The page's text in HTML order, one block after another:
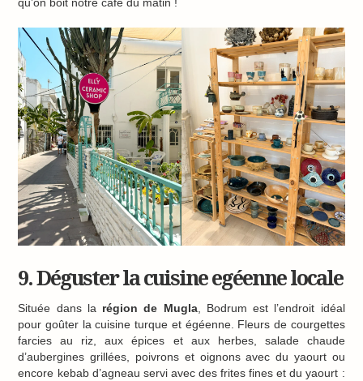
9. Déguster la cuisine egéenne locale
Située dans la région de Mugla, Bodrum est l’endroit idéal
pour goûter la cuisine turque et égéenne. Fleurs de courgettes
farcies au riz, aux épices et aux herbes, salade chaude
d’aubergines grillées, poivrons et oignons avec du yaourt ou
encore kebab d’agneau servi avec des frites fines et du yaourt :